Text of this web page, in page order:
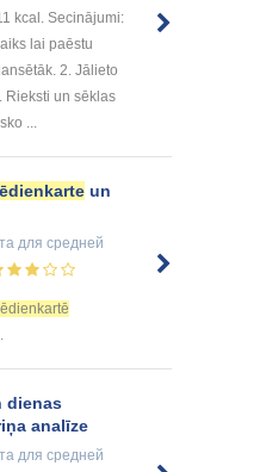
kcal. Secinājumi:
lai paēstu
2. Jālieto
Rieksti un sēklas
...
ēdienkarte un
для средней
ēdienkartē
dienas
analīze
для средней